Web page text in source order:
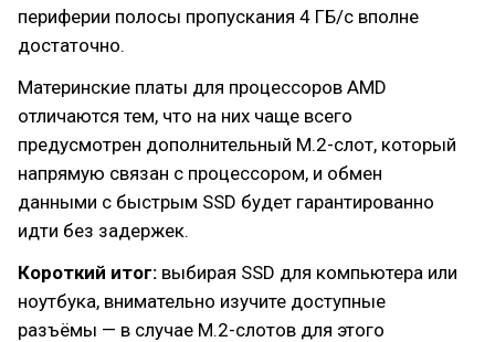
периферии полосы пропускания 4 ГБ/с вполне
достаточно.
Материнские платы для процессоров AMD
отличаются тем, что на них чаще всего
предусмотрен дополнительный M.2-слот, который
напрямую связан с процессором, и обмен
данными с быстрым SSD будет гарантированно
идти без задержек.
Короткий итог: выбирая SSD для компьютера или
ноутбука, внимательно изучите доступные
разъёмы — в случае M.2-слотов для этого